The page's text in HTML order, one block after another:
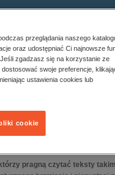
wszystkie E-prasa
z treścią – to bezpośrednie
i znaczenie, które trudno w
pragną czytać teksty
przeglądania naszego
oraz udostępniać Ci najnowsze
zgadzasz się na korzystanie ze
swoje preferencje,
ustawienia cookies lub
cookie